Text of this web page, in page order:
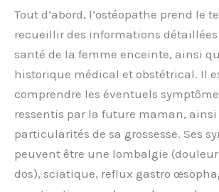
Tout d’abord, l’ostéopathe prend le
recueillir des informations détaillées
santé de la femme enceinte, ainsi
historique médical et obstétrical. Il
comprendre les éventuels
ressentis par la future maman, ainsi
particularités de sa grossesse. Ses
peuvent être une lombalgie
dos), sciatique, reflux gastro